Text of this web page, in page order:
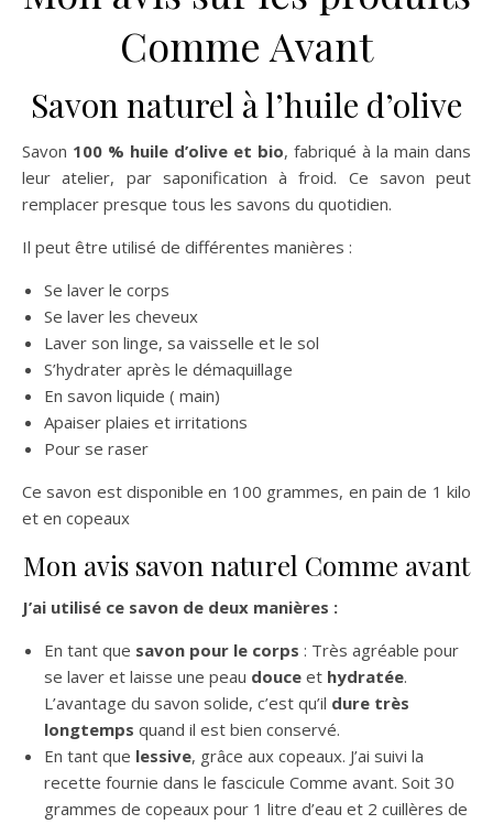
Comme Avant
Savon naturel à l’huile d’olive
Savon 100 % huile d’olive et bio, fabriqué à la main dans
leur atelier, par saponification à froid. Ce savon peut
remplacer presque tous les savons du quotidien.
Il peut être utilisé de différentes manières :
Se laver le corps
Se laver les cheveux
Laver son linge, sa vaisselle et le sol
S’hydrater après le démaquillage
En savon liquide ( main)
Apaiser plaies et irritations
Pour se raser
Ce savon est disponible en 100 grammes, en pain de 1 kilo
et en copeaux
Mon avis savon naturel Comme avant
J’ai utilisé ce savon de deux manières :
En tant que savon pour le corps : Très agréable pour
se laver et laisse une peau douce et hydratée.
L’avantage du savon solide, c’est qu’il dure très
longtemps quand il est bien conservé.
En tant que lessive, grâce aux copeaux. J’ai suivi la
recette fournie dans le fascicule Comme avant. Soit 30
grammes de copeaux pour 1 litre d’eau et 2 cuillères de